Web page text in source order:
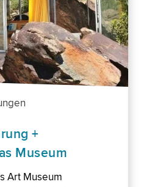
+
Museum
Art Museum